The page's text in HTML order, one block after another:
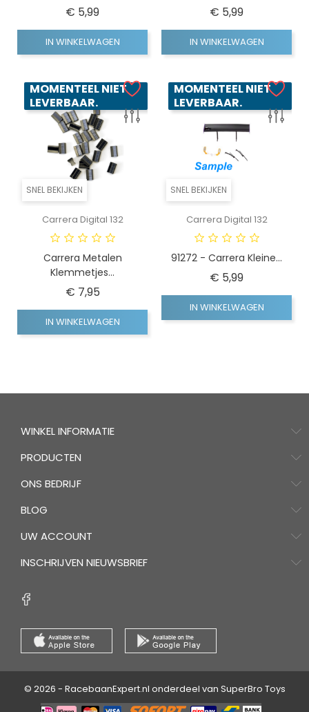
€ 5,99Prijs
IN WINKELWAGEN
€ 5,99Prijs
IN WINKELWAGEN
SNEL BEKIJKEN
MOMENTEEL NIET
LEVERBAAR.
Carrera Digital 132
Carrera Metalen
Klemmetjes...
€ 7,95Prijs
IN WINKELWAGEN
SNEL BEKIJKEN
MOMENTEEL NIET
LEVERBAAR.
Carrera Digital 132
91272 - Carrera Kleine...
€ 5,99Prijs
IN WINKELWAGEN
WINKEL INFORMATIE
PRODUCTEN
ONS BEDRIJF
BLOG
UW ACCOUNT
INSCHRIJVEN NIEUWSBRIEF
© 2026 - RacebaanExpert.nl onderdeel van SuperBro Toys